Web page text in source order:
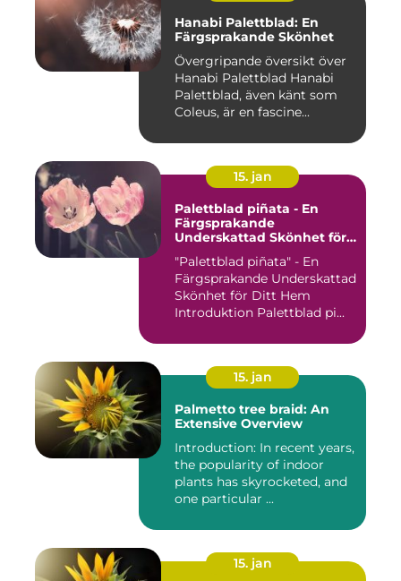
Hanabi Palettblad: En
Färgsprakande Skönhet
Övergripande översikt över
Hanabi Palettblad Hanabi
Palettblad, även känt som
Coleus, är en fascine...
15. jan
Palettblad piñata - En
Färgsprakande
Underskattad Skönhet för
"Palettblad piñata" - En
Färgsprakande Underskattad
Skönhet för Ditt Hem
Introduktion Palettblad pi...
15. jan
Palmetto tree braid: An
Extensive Overview
Introduction: In recent years,
the popularity of indoor
plants has skyrocketed, and
one particular ...
15. jan